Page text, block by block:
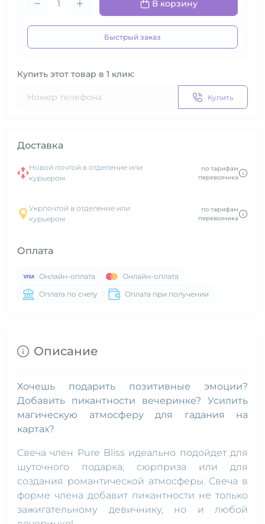
В корзину
Быстрый заказ
Купить этот товар в 1 клик:
Купить
Доставка
Новой почтой в отделение или
курьером
по тарифам
перевозчика
Укрпочтой в отделение или
курьером
по тарифам
перевозчика
Оплата
Онлайн-оплата
Онлайн-оплата
Оплата по счету
Оплата при получении
Описание
Хочешь подарить позитивные эмоции?
Добавить пикантности вечеринке? Усилить
магическую атмосферу для гадания на
картах?
Свеча член Pure Bliss идеально подойдет для
шуточного подарка, сюрприза или для
создания романтической атмосферы. Свеча в
форме члена добавит пикантности не только
зажигательному девичнику, но и любой